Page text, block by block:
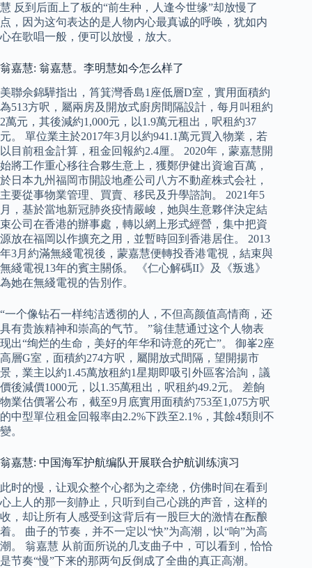
慧 反到后面上了板的“前生种，人逢今世缘”却放慢了
点，因为这句表达的是人物内心最真诚的呼唤，犹如内
心在歌唱一般，便可以放慢，放大。
翁嘉慧: 翁嘉慧。李明慧如今怎么样了
美聯佘錦驊指出，筲箕灣香島1座低層D室，實用面積約
為513方呎，屬兩房及開放式廚房間隔設計，每月叫租約
2萬元，其後減約1,000元，以1.9萬元租出，呎租約37
元。 單位業主於2017年3月以約941.1萬元買入物業，若
以目前租金計算，租金回報約2.4厘。 2020年，蒙嘉慧開
始將工作重心移往合夥生意上，獲鄭伊健出資逾百萬，
於日本九州福岡市開設地產公司八方不動産株式会社，
主要從事物業管理、買賣、移民及升學諮詢。 2021年5
月，基於當地新冠肺炎疫情嚴峻，她與生意夥伴決定結
束公司在香港的辦事處，轉以網上形式經營，集中把資
源放在福岡以作擴充之用，並暫時回到香港居住。 2013
年3月約滿無綫電視後，蒙嘉慧便轉投香港電視，結束與
無綫電視13年的賓主關係。 《仁心解碼II》及《叛逃》
為她在無綫電視的告別作。
“一个像钻石一样纯洁透彻的人，不但高颜值高情商，还
具有贵族精神和崇高的气节。 ”翁佳慧通过这个人物表
现出“绚烂的生命，美好的年华和诗意的死亡”。 御峯2座
高層G室，面積約274方呎，屬開放式間隔，望開揚市
景，業主以約1.45萬放租約1星期即吸引外區客洽詢，議
價後減價1000元，以1.35萬租出，呎租約49.2元。 差餉
物業估價署公布，截至9月底實用面積約753至1,075方呎
的中型單位租金回報率由2.2%下跌至2.1%，其餘4類則不
變。
翁嘉慧: 中国海军护航编队开展联合护航训练演习
此时的慢，让观众整个心都为之牵绕，仿佛时间在看到
心上人的那一刻静止，只听到自己心跳的声音，这样的
收，却让所有人感受到这背后有一股巨大的激情在酝酿
着。 曲子的节奏，并不一定以“快”为高潮，以“响”为高
潮。 翁嘉慧 从前面所说的几支曲子中，可以看到，恰恰
是节奏“慢”下来的那两句反倒成了全曲的真正高潮。